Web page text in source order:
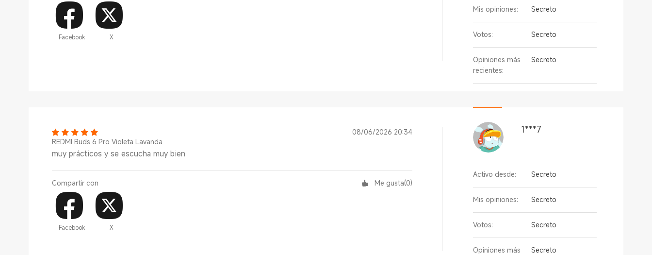
Facebook X
Mis opiniones: Secreto
Votos: Secreto
Opiniones más
recientes:
Secreto
08/06/2026 20:34
REDMI Buds 6 Pro Violeta Lavanda
muy prácticos y se escucha muy bien
Compartir con
Facebook X
Me gusta(0)
1***7
Activo desde: Secreto
Mis opiniones: Secreto
Votos: Secreto
Opiniones más
Secreto